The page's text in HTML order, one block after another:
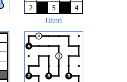
Hitori